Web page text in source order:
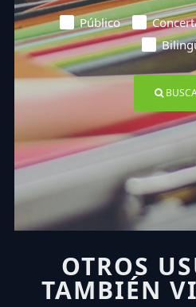
Público
OTROS
TAMBIÉN